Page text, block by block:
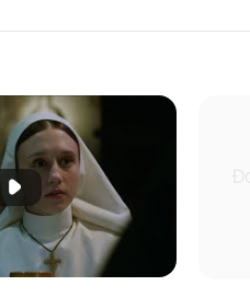
Phát đoạn giới thiệu